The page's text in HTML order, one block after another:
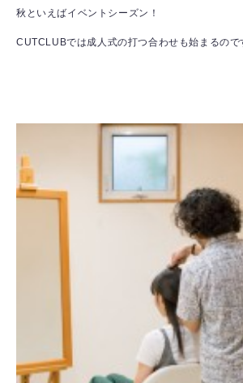
秋といえばイベントシーズン！
CUTCLUBでは成人式の打つ合わせも始まるので